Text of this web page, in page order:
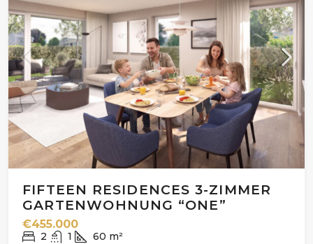
FIFTEEN RESIDENCES 3-ZIMMER
GARTENWOHNUNG “ONE”
€455.000
2 1 60 m²